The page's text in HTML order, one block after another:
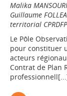
Malika MANSOURI
Guillaume FOLLEA
territorial CPRDFP
Le Pôle
pour constituer
acteurs
Contrat de Plan